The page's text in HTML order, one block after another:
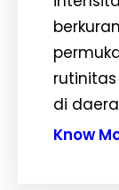
di
Know